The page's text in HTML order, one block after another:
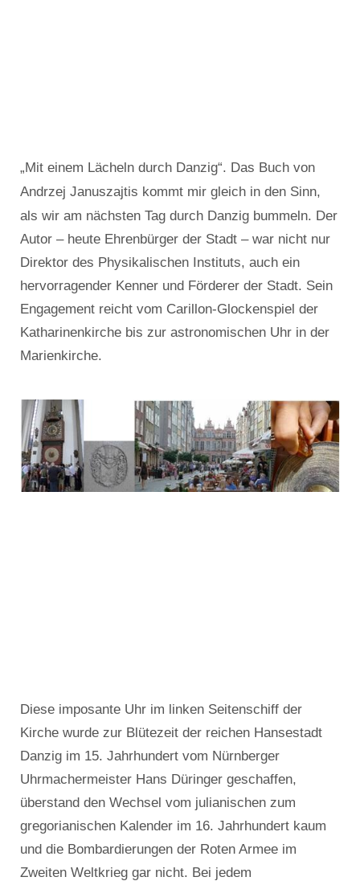
„Mit einem Lächeln durch Danzig“. Das Buch von
Andrzej Januszajtis kommt mir gleich in den Sinn,
als wir am nächsten Tag durch Danzig bummeln. Der
Autor – heute Ehrenbürger der Stadt – war nicht nur
Direktor des Physikalischen Instituts, auch ein
hervorragender Kenner und Förderer der Stadt. Sein
Engagement reicht vom Carillon-Glockenspiel der
Katharinenkirche bis zur astronomischen Uhr in der
Marienkirche.
Diese imposante Uhr im linken Seitenschiff der
Kirche wurde zur Blütezeit der reichen Hansestadt
Danzig im 15. Jahrhundert vom Nürnberger
Uhrmachermeister Hans Düringer geschaffen,
überstand den Wechsel vom julianischen zum
gregorianischen Kalender im 16. Jahrhundert kaum
und die Bombardierungen der Roten Armee im
Zweiten Weltkrieg gar nicht. Bei jedem